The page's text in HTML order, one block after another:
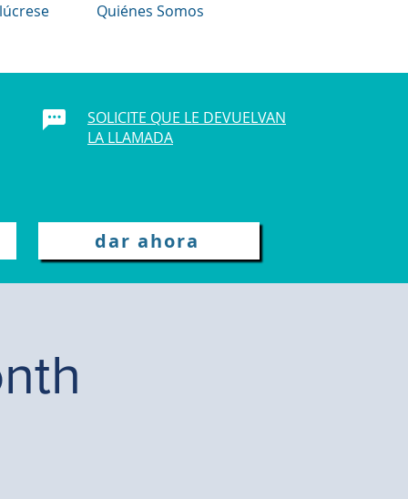
Quiénes Somos
SOLICITE QUE LE DEVUELVAN
LA LLAMADA
dar ahora